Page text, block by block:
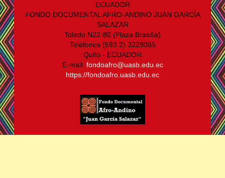
ECUADOR
FONDO DOCUMENTAL AFRO-ANDINO JUAN GARCÍA
SALAZAR
Toledo N22-80 (Plaza Brasilia)
Teléfonos (593 2) 3228085
Quito - ECUADOR
E-mail: fondoafro@uasb.edu.ec
https://fondoafro.uasb.edu.ec